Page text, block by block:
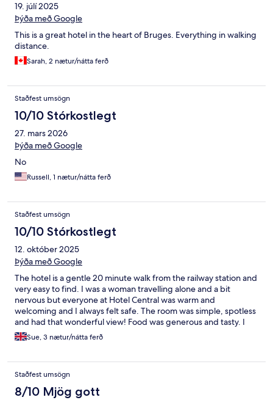
19. júlí 2025
Þýða með Google
This is a great hotel in the heart of Bruges. Everything in walking
distance.
Sarah, 2 nætur/nátta ferð
Staðfest umsögn
10/10 Stórkostlegt
27. mars 2026
Þýða með Google
No
Russell, 1 nætur/nátta ferð
Staðfest umsögn
10/10 Stórkostlegt
12. október 2025
Þýða með Google
The hotel is a gentle 20 minute walk from the railway station and
very easy to find. I was a woman travelling alone and a bit
nervous but everyone at Hotel Central was warm and
welcoming and I always felt safe. The room was simple, spotless
and had that wonderful view! Food was generous and tasty. I
had a wonderful time and will definitely return.
Sue, 3 nætur/nátta ferð
Staðfest umsögn
8/10 Mjög gott